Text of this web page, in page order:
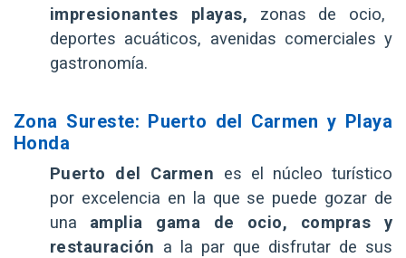
impresionantes playas, zonas de ocio,
deportes acuáticos, avenidas comerciales y
gastronomía.
Zona Sureste: Puerto del Carmen y Playa
Honda
Puerto del Carmen es el núcleo turístico
por excelencia en la que se puede gozar de
una amplia gama de ocio, compras y
restauración a la par que disfrutar de sus